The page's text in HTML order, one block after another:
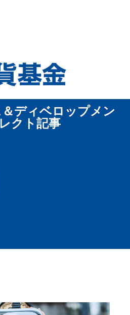
ディベロップメン
クト記事
ンチェリ